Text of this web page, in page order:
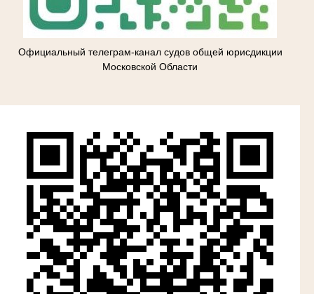
Официальный телеграм-канал судов общей юрисдикции
Московской Области